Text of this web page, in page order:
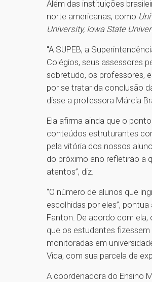
Além das instituições
norte americanas, como
University, Iowa State
"A SUPEB, a
Colégios, seus assessores
sobretudo, os professores,
por se tratar da conclusão
disse a professora Márcia
Ela afirma ainda que o
conteúdos estruturantes
pela vitória dos nossos
do próximo ano refletirão a
atentos”, diz.
“O número de alunos que
escolhidas por eles”,
Fanton. De acordo com
que os estudantes
monitoradas em
Vida, com sua parcela de
A coordenadora do Ensino